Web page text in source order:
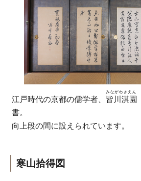
江戸時代の京都の儒学者、 皆川淇園
みながわきえん
書。
向上段の間に設えられています。
寒山拾得図